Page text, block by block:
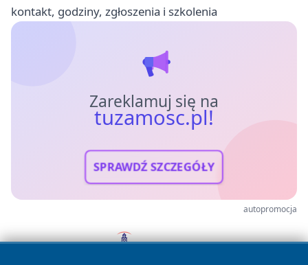
kontakt, godziny, zgłoszenia i szkolenia
Zareklamuj się na
tuzamosc.pl!
SPRAWDŹ SZCZEGÓŁY
autopromocja